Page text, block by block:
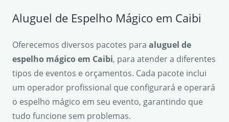
Aluguel de Espelho Mágico em Caibi
Oferecemos diversos pacotes para aluguel de
espelho mágico em Caibi, para atender a diferentes
tipos de eventos e orçamentos. Cada pacote inclui
um operador profissional que configurará e operará
o espelho mágico em seu evento, garantindo que
tudo funcione sem problemas.